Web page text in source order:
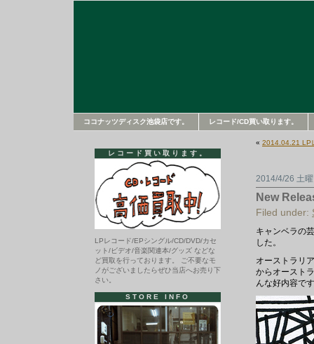
ココナッツディスク池袋店です。 レコード/CD買い取ります。
« 2014.04.21 LP
2014/4/26 土
New
Filed under:
キャンベラの
した。
オーストラリ
からオースト
んな好内容で
レコード買い取ります。
LPレコード/EPシングル/CD/DVD/カセ
ット/ビデオ/音楽関連本/グッズ などな
ど買取を行っております。 ご不要なモ
ノがございましたらぜひ当店へお売り下
さい。
STORE INFO